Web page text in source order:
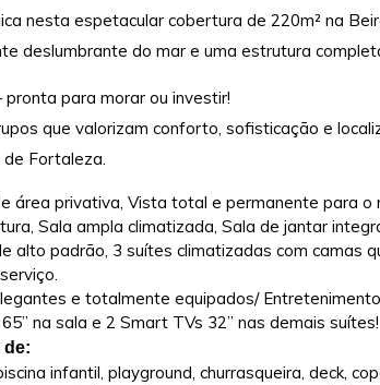
nesta espetacular cobertura de 220m² na
deslumbrante do mar e uma estrutura
para morar ou investir!
que valorizam conforto, sofisticação e
Fortaleza.
área privativa, Vista total e permanente para
Sala ampla climatizada, Sala de jantar
alto padrão, 3 suítes climatizadas com camas
e totalmente equipados/
na sala e 2 Smart TVs 32” nas demais suítes!
de:
infantil, playground, churrasqueira, deck,